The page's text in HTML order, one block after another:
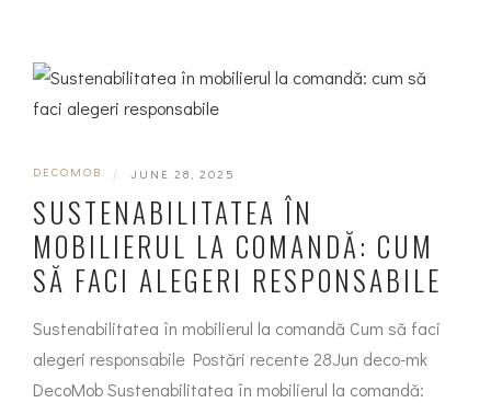
DECOMOB | JUNE 28, 2025
SUSTENABILITATEA ÎN
MOBILIERUL LA COMANDĂ: CUM
SĂ FACI ALEGERI RESPONSABILE
Sustenabilitatea în mobilierul la comandă Cum să faci
alegeri responsabile Postări recente 28Jun deco-mk
DecoMob Sustenabilitatea în mobilierul la comandă: